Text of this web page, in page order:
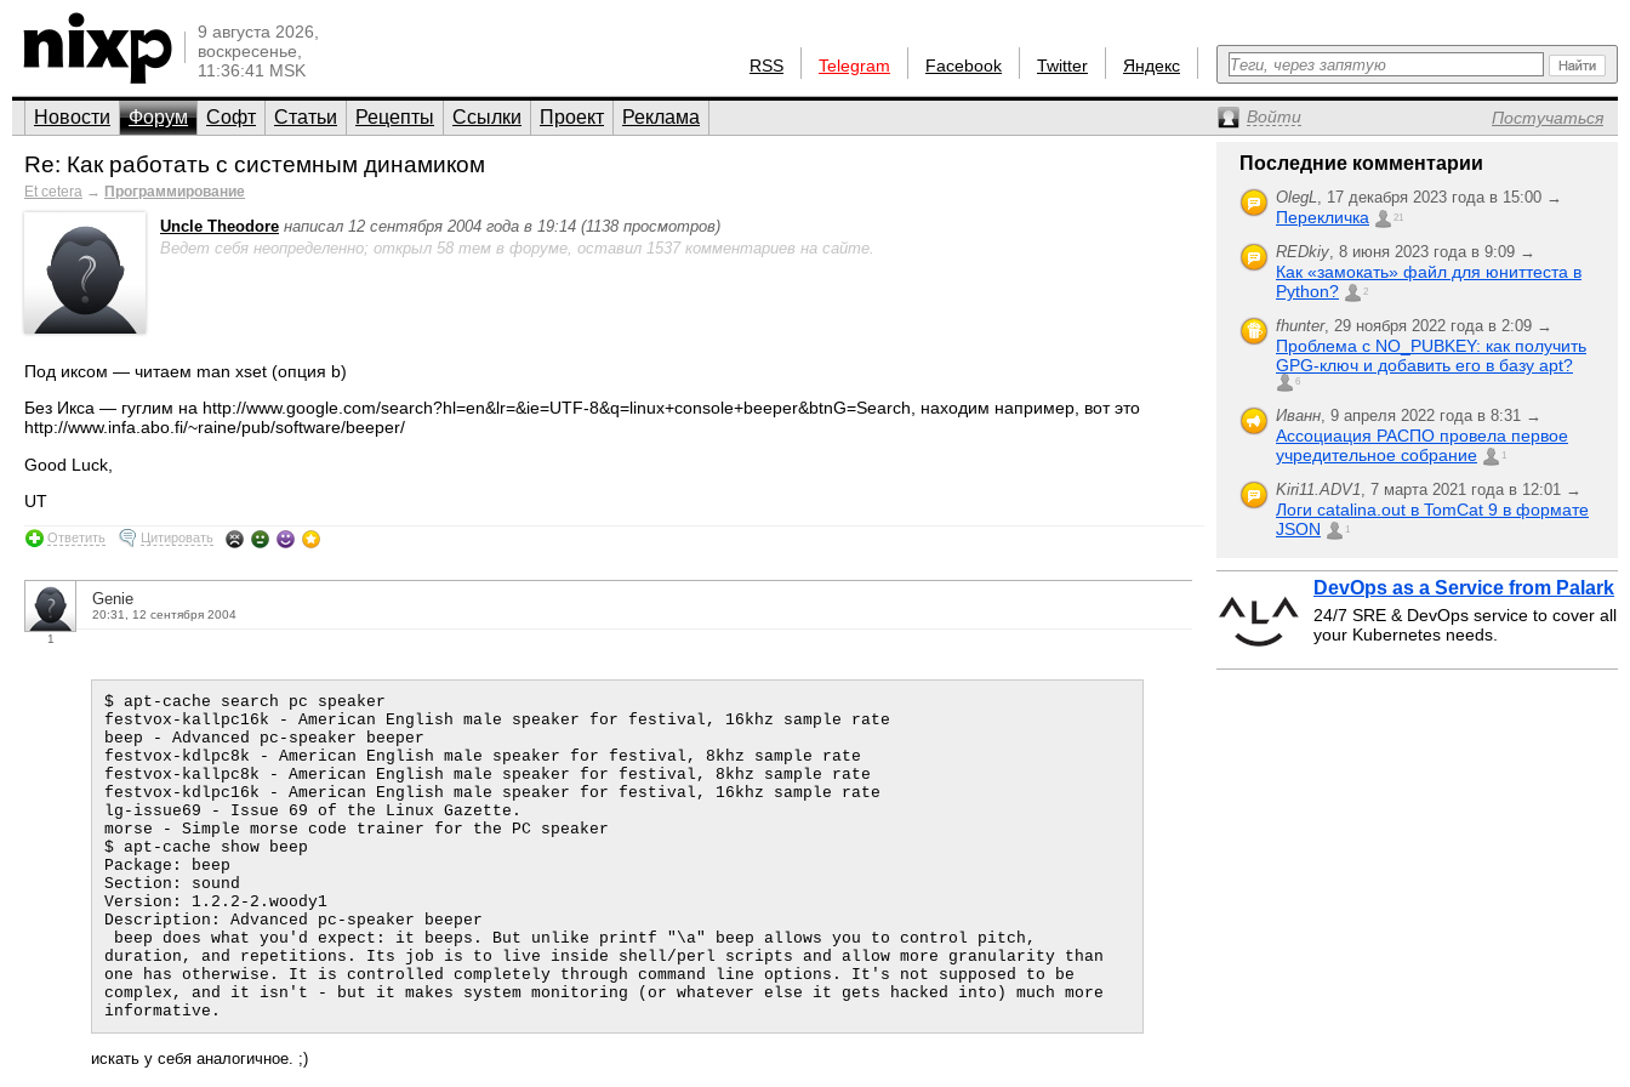
9 августа 2026,
воскресенье,
11:36:41 MSK
RSS Telegram Facebook Twitter Яндекс
Новости Форум Софт Статьи Рецепты Ссылки Проект Реклама Войти Постучаться
Re: Как работать с системным динамиком
Et cetera → Программирование
Uncle Theodore написал 12 сентября 2004 года в 19:14 (1138 просмотров)
Ведет себя неопределенно; открыл 58 тем в форуме, оставил 1537 комментариев на сайте.
Под иксом — читаем man xset (опция b)
Без Икса — гуглим на http://www.google.com/search?hl=en&lr=&ie=UTF-8&q=linux+console+beeper&btnG=Search, находим например, вот это
http://www.infa.abo.fi/~raine/pub/software/beeper/
Good Luck,
UT
Ответить Цитировать
1
Genie
20:31, 12 сентября 2004
$ apt-cache search pc speaker
festvox-kallpc16k - American English male speaker for festival, 16khz sample rate
beep - Advanced pc-speaker beeper
festvox-kdlpc8k - American English male speaker for festival, 8khz sample rate
festvox-kallpc8k - American English male speaker for festival, 8khz sample rate
festvox-kdlpc16k - American English male speaker for festival, 16khz sample rate
lg-issue69 - Issue 69 of the Linux Gazette.
morse - Simple morse code trainer for the PC speaker
$ apt-cache show beep
Package: beep
Section: sound
Version: 1.2.2-2.woody1
Description: Advanced pc-speaker beeper
duration, and repetitions. Its job is to live inside shell/perl scripts and allow more granularity than
one has otherwise. It is controlled completely through command line options. It's not supposed to be
complex, and it isn't - but it makes system monitoring (or whatever else it gets hacked into) much more
искать у себя аналогичное. ;)
Последние комментарии
OlegL, 17 декабря 2023 года в 15:00 →
Перекличка 21
REDkiy, 8 июня 2023 года в 9:09 →
Как «замокать» файл для юниттеста в
Python?
2
fhunter, 29 ноября 2022 года в 2:09 →
Проблема с NO_PUBKEY: как получить
GPG-ключ и добавить его в базу apt?
6
Иванн, 9 апреля 2022 года в 8:31 →
Ассоциация РАСПО провела первое
учредительное собрание
1
Kiri11.ADV1, 7 марта 2021 года в 12:01 →
Логи catalina.out в TomCat 9 в формате
JSON
1
DevOps as a Service from Palark
24/7 SRE & DevOps service to cover all
your Kubernetes needs.